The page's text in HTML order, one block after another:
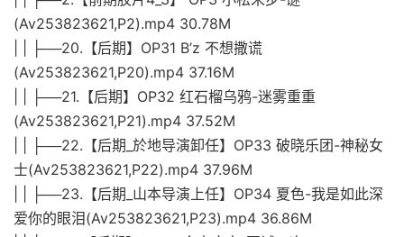
(Av253823621,P2).mp4 30.78M
| | ├──20.【后期】OP31 B’z 不想撒谎
(Av253823621,P20).mp4 37.16M
| | ├──21.【后期】OP32 红石榴乌鸦-迷雾重重
(Av253823621,P21).mp4 37.52M
| | ├──22.【后期_於地导演卸任】OP33 破晓乐团-神秘女
士(Av253823621,P22).mp4 37.96M
| | ├──23.【后期_山本导演上任】OP34 夏色-我是如此深
爱你的眼泪(Av253823621,P23).mp4 36.86M